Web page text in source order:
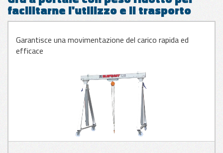
PER VETRO
APPLICAZIONI
PER LAMIERA
APPLICAZIONI
facilitarne l'utilizzo e il trasporto
Garantisce una movimentazione del carico rapida ed
efficace